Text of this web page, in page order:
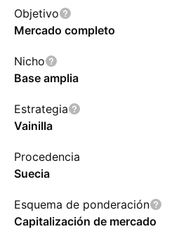
Objetivo
Mercado completo
Nicho
Base amplia
Estrategia
Vainilla
Procedencia
Suecia
Esquema de ponderación
Capitalización de mercado